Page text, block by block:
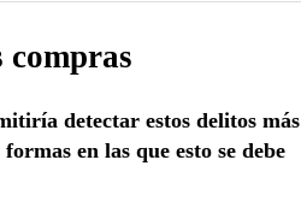
compras
detectar estos delitos más
en las que esto se debe